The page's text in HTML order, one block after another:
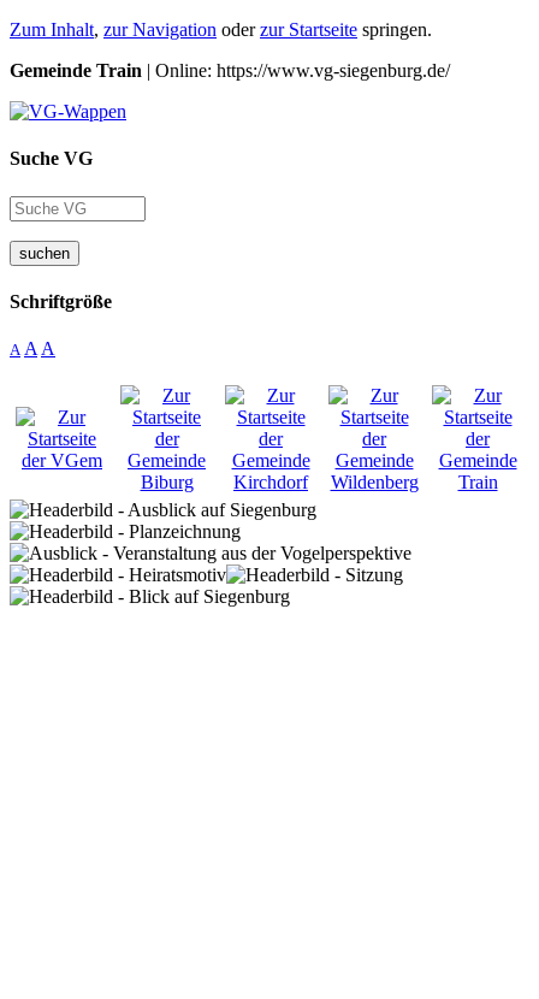
Zum Inhalt, zur Navigation oderzur Startseite springen.
Gemeinde Train | Online: https://www.vg-siegenburg.de/
Suche VG
suchen
Schriftgröße
A A A